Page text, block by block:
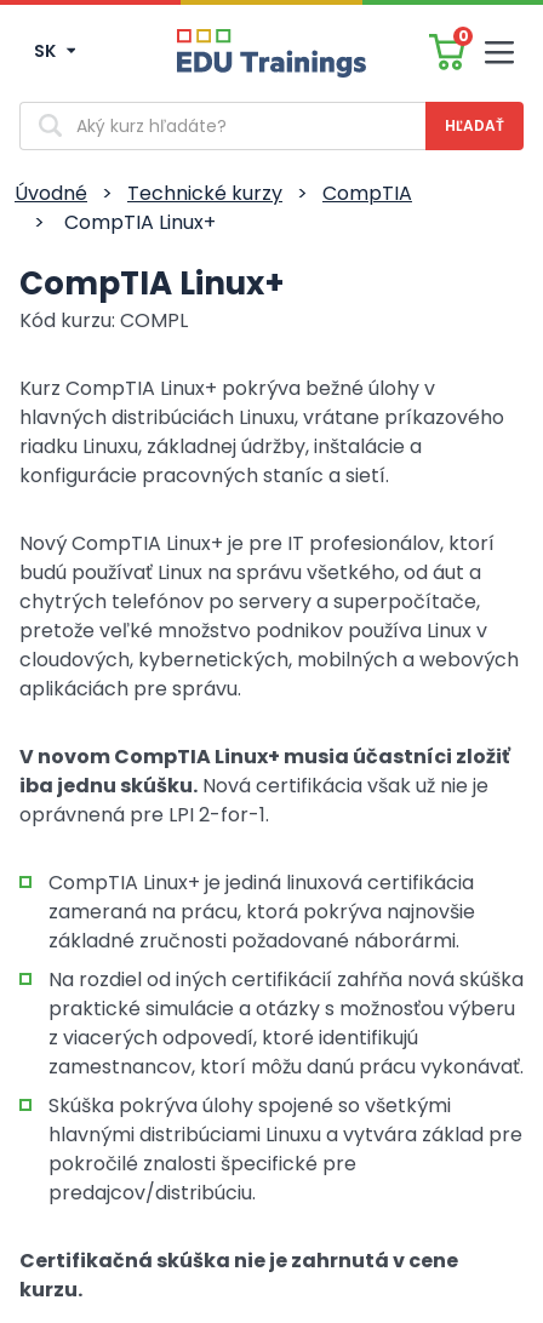
SK
0
Vyhľadávanie
Úvodné > Technické kurzy >
CompTIA
>
CompTIA Linux+
CompTIA Linux+
Kód kurzu: COMPL
Kurz CompTIA Linux+ pokrýva bežné úlohy v
hlavných distribúciách Linuxu, vrátane príkazového
riadku Linuxu, základnej údržby, inštalácie a
konfigurácie pracovných staníc a sietí.
Nový CompTIA Linux+ je pre IT profesionálov, ktorí
budú používať Linux na správu všetkého, od áut a
chytrých telefónov po servery a superpočítače,
pretože veľké množstvo podnikov používa Linux v
cloudových, kybernetických, mobilných a webových
aplikáciách pre správu.
V novom CompTIA Linux+ musia účastníci zložiť
iba jednu skúšku. Nová certifikácia však už nie je
oprávnená pre LPI 2-for-1.
CompTIA Linux+ je jediná linuxová certifikácia
zameraná na prácu, ktorá pokrýva najnovšie
základné zručnosti požadované náborármi.
Na rozdiel od iných certifikácií zahŕňa nová skúška
praktické simulácie a otázky s možnosťou výberu
z viacerých odpovedí, ktoré identifikujú
zamestnancov, ktorí môžu danú prácu vykonávať.
Skúška pokrýva úlohy spojené so všetkými
hlavnými distribúciami Linuxu a vytvára základ pre
pokročilé znalosti špecifické pre
predajcov/distribúciu.
Certifikačná skúška nie je zahrnutá v cene
kurzu.